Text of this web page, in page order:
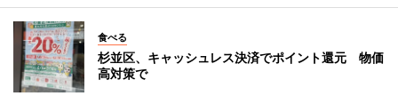
食べる
杉並区、キャッシュレス決済でポイント還元 物価
高対策で